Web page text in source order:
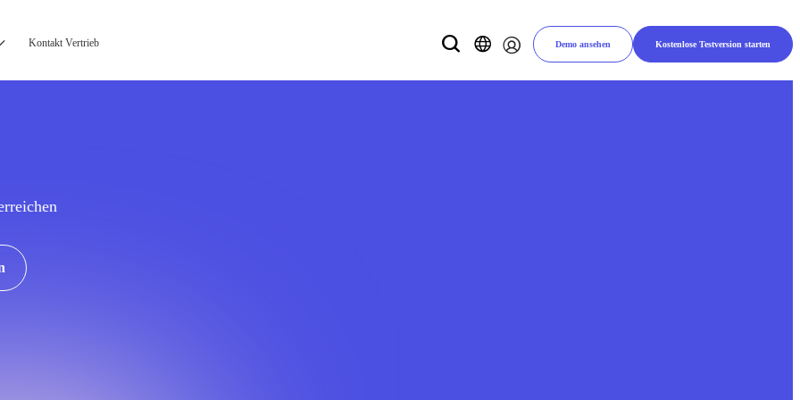
Kontakt Vertrieb Demo ansehen Kostenlose Testversion starten